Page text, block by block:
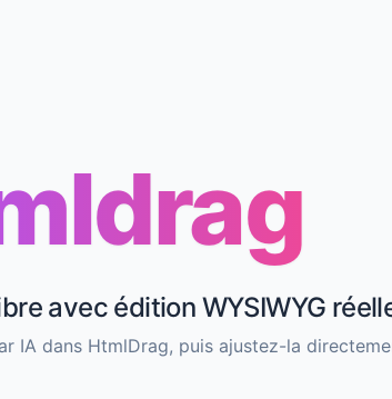
avec édition WYSIWYG
IA dans HtmlDrag, puis ajustez-la